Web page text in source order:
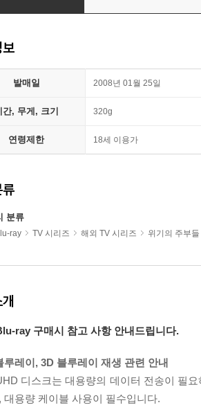
발매일 2008년 01월 25일
간, 무게, 크기 320g
연령제한 18세 이용가
분류
ray TV 시리즈 해외 TV 시리즈 위기의 주부들
ray 구매시 참고 사항 안내드립니다.
레이, 3D 블루레이 재생 관련 안내
디스크는 대용량의 데이터 전송이 필
대용량 케이블 사용이 필수입니다.